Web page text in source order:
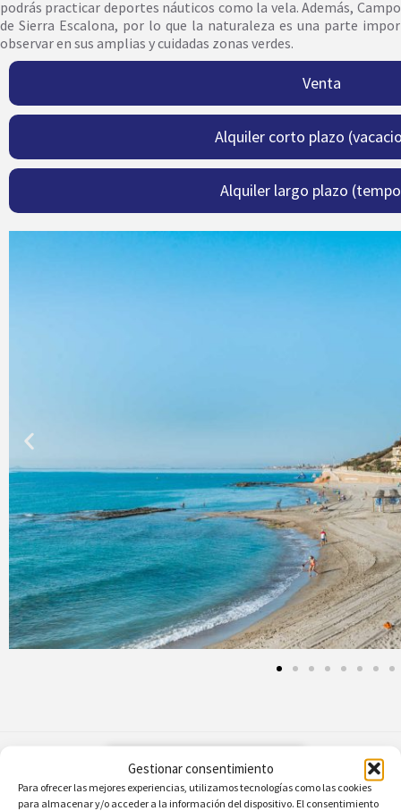
Gestionar consentimiento
Para ofrecer las mejores experiencias, utilizamos tecnologías como las cookies
para almacenar y/o acceder a la información del dispositivo. El consentimiento
podrás practicar deportes náuticos como la vela. Además,
de Sierra Escalona, por lo que la naturaleza es una parte
observar en sus amplias y cuidadas zonas verdes.
Venta
Alquiler corto plazo
Alquiler largo plazo
Ver otras zonas